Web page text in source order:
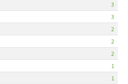
3
3
2
2
2
1
1